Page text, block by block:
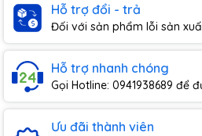
Hỗ trợ đổi - trả
Đối với sản phẩm lỗi sản
Hỗ trợ nhanh chóng
Gọi Hotline: 0941938689 để
Ưu đãi thành viên